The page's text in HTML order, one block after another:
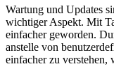
Wartung und Updates
wichtiger Aspekt. Mit
einfacher geworden.
anstelle von
einfacher zu verstehen,